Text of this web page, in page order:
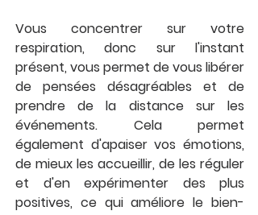
Vous concentrer sur votre
respiration, donc sur l'instant
présent, vous permet de vous libérer
de pensées désagréables et de
prendre de la distance sur les
événements. Cela permet
également d'apaiser vos émotions,
de mieux les accueillir, de les réguler
et d'en expérimenter des plus
positives, ce qui améliore le bien-